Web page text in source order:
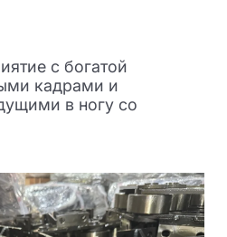
с богатой
кадрами и
в ногу со